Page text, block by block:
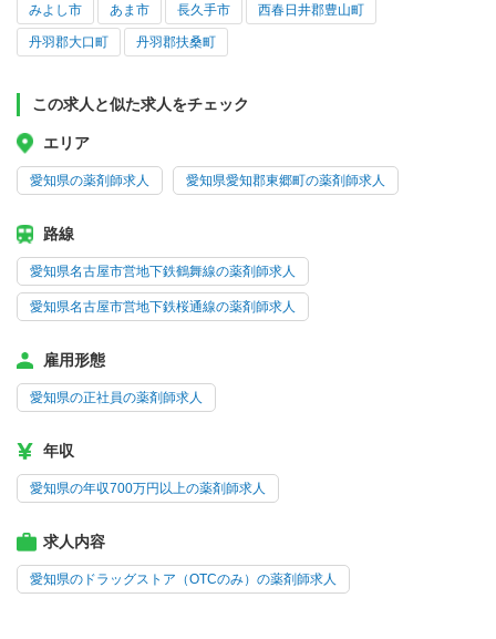
みよし市 あま市 長久手市 西春日井郡豊山町
丹羽郡大口町 丹羽郡扶桑町
この求人と似た求人をチェック
エリア
愛知県の薬剤師求人 愛知県愛知郡東郷町の薬剤師求人
路線
愛知県名古屋市営地下鉄鶴舞線の薬剤師求人
愛知県名古屋市営地下鉄桜通線の薬剤師求人
雇用形態
愛知県の正社員の薬剤師求人
年収
愛知県の年収700万円以上の薬剤師求人
求人内容
愛知県のドラッグストア（OTCのみ）の薬剤師求人